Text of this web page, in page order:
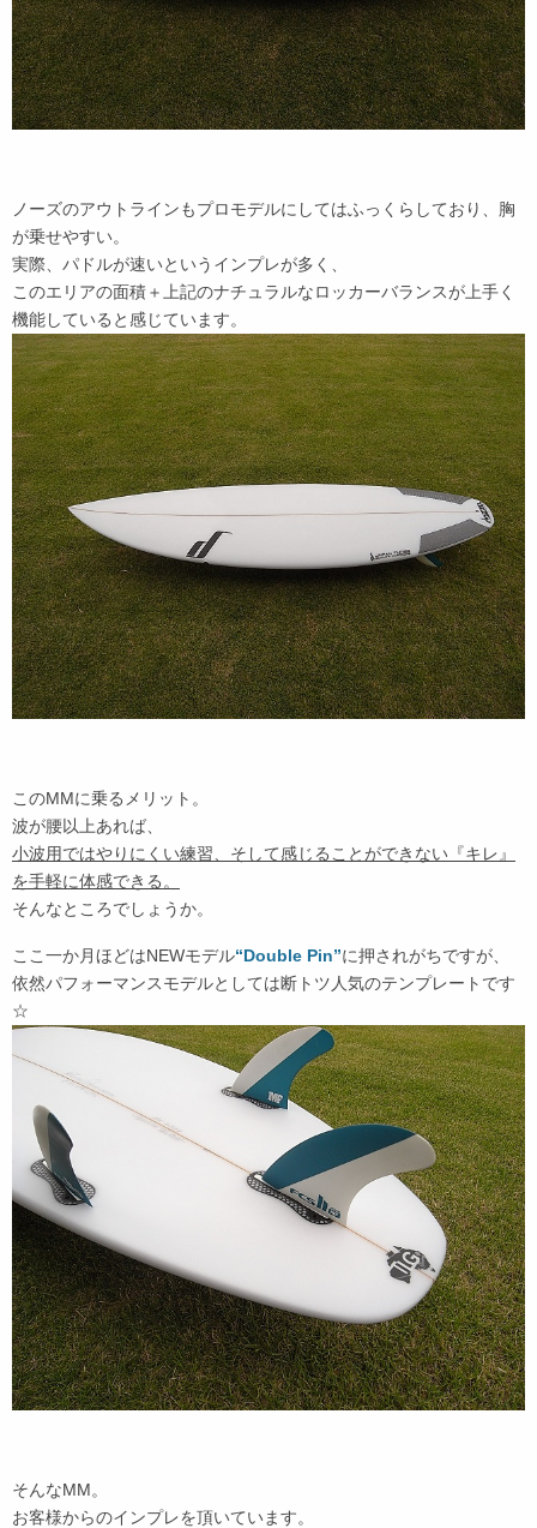
ノーズのアウトラインもプロモデルにしてはふっくらしており、胸
が乗せやすい。
実際、パドルが速いというインプレが多く、
このエリアの面積＋上記のナチュラルなロッカーバランスが上手く
機能していると感じています。
このMMに乗るメリット。
波が腰以上あれば、
小波用ではやりにくい練習、そして感じることができない『キレ』
を手軽に体感できる。
そんなところでしょうか。
ここ一か月ほどはNEWモデル“Double Pin”に押されがちですが、
依然パフォーマンスモデルとしては断トツ人気のテンプレートです
☆
そんなMM。
お客様からのインプレを頂いています。